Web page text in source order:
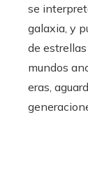
se
galaxia, y
de
mundos
eras,